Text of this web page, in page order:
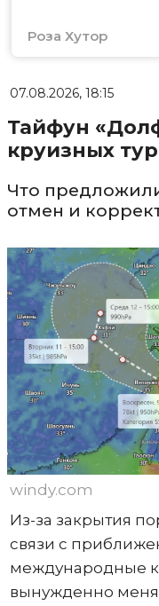
Роза Хутор
07.08.2026, 18:15
Тайфун
круизных
Что
отмен и
windy.com
Из-за закрытия
связи с
международные
вынужденно